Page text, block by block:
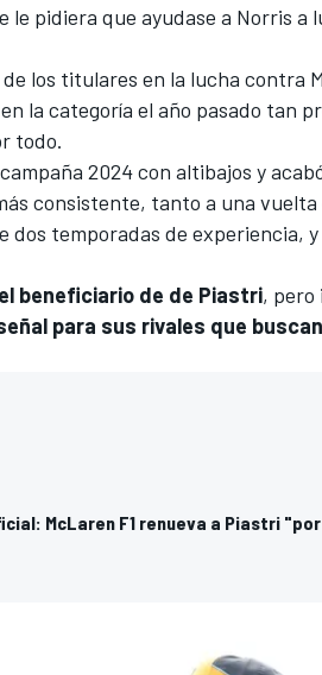
le pidiera que ayudase a Norris a
los titulares en la lucha contra
la categoría el año pasado tan
todo.
2024 con altibajos y
consistente, tanto a una vuelta
temporadas de experiencia,
beneficiario de de Piastri, pero
para sus rivales que
McLaren F1 renueva a Piastri